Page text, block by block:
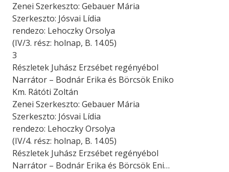
Zenei Szerkeszto: Gebauer Mária
Szerkeszto: Jósvai Lídia
rendezo: Lehoczky Orsolya
(IV/3. rész: holnap, B. 14.05)
3
Részletek Juhász Erzsébet regényébol
Narrátor – Bodnár Erika és Börcsök Eniko
Km. Rátóti Zoltán
Zenei Szerkeszto: Gebauer Mária
Szerkeszto: Jósvai Lídia
rendezo: Lehoczky Orsolya
(IV/4. rész: holnap, B. 14.05)
Részletek Juhász Erzsébet regényébol
Narrátor – Bodnár Erika és Börcsök Eni…